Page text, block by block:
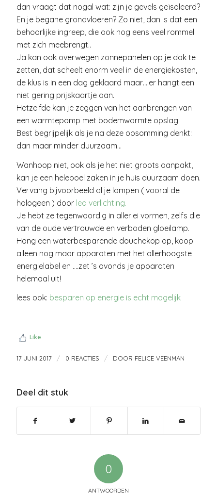
dan vraagt dat nogal wat: zijn je gevels geïsoleerd?
En je begane grondvloeren? Zo niet, dan is dat een
behoorlijke ingreep, die ook nog eens veel rommel
met zich meebrengt..
Ja kan ook overwegen zonnepanelen op je dak te
zetten, dat scheelt enorm veel in de energiekosten,
de klus is in een dag geklaard maar….er hangt een
niet gering prijskaartje aan.
Hetzelfde kan je zeggen van het aanbrengen van
een warmtepomp met bodemwarmte opslag.
Best begrijpelijk als je na deze opsomming denkt:
dan maar minder duurzaam…
Wanhoop niet, ook als je het niet groots aanpakt,
kan je een heleboel zaken in je huis duurzaam doen.
Vervang bijvoorbeeld al je lampen ( vooral de
halogeen ) door led verlichting.
Je hebt ze tegenwoordig in allerlei vormen, zelfs die
van de oude vertrouwde en verboden gloeilamp.
Hang een waterbesparende douchekop op, koop
alleen nog maar apparaten met het allerhoogste
energielabel en ….zet ’s avonds je apparaten
helemaal uit!
lees ook: besparen op energie is echt mogelijk
Like
17 JUNI 2017 / 0 REACTIES / DOOR FELICE VEENMAN
Deel dit stuk
0
ANTWOORDEN